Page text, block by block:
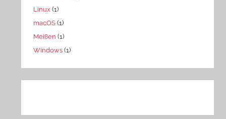
Linux (1)
macOS (1)
Meißen (1)
Windows (1)